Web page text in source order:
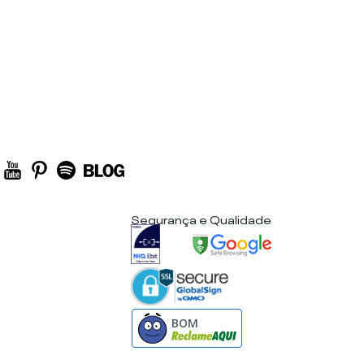
Segurança e Qualidade
BOM